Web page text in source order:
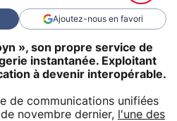
Ajoutez-nous en favori
», son propre service de
instantanée. Exploitant
à devenir interopérable.
de communications unifiées
novembre dernier,
l'une des